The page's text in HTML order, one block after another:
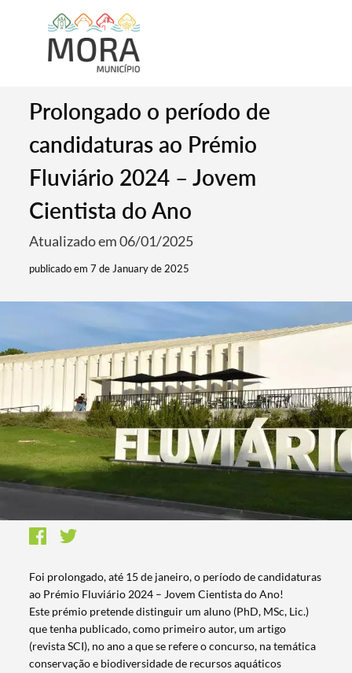
Prolongado o período de
candidaturas ao Prémio
Fluviário 2024 – Jovem
Cientista do Ano
Atualizado em 06/01/2025
publicado em 7 de January de 2025
Foi prolongado, até 15 de janeiro, o período de candidaturas
ao Prémio Fluviário 2024 – Jovem Cientista do Ano!
Este prémio pretende distinguir um aluno (PhD, MSc, Lic.)
que tenha publicado, como primeiro autor, um artigo
(revista SCI), no ano a que se refere o concurso, na temática
conservação e biodiversidade de recursos aquáticos